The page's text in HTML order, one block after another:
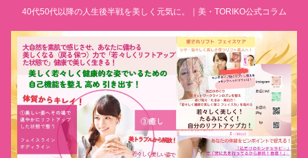
40代50代以降の人生後半戦を美しく元気に。｜美・TORIKO公式コラム